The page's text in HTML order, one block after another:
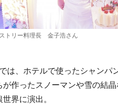
トリー料理長 金子浩さん
は、ホテルで使ったシャン
が作ったスノーマンや雪の結
界に演出。